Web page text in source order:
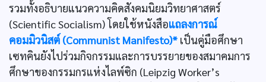
รวมทั้งอธิบายแนวความคิดสังคมนิยมวิทยาศาสตร์
(Scientific Socialism) โดยใช้หนังสือแถลงการณ์
คอมมิวนิสต์ (Communist Manifesto)* เป็นคู่มือศึกษา
เซทคินยังไปร่วมกิจกรรมและการบรรยายของสมาคมการ
ศึกษาของกรรมกรแห่งไลพ์ซิก (Leipzig Worker’s